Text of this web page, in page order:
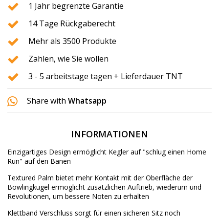
1 Jahr begrenzte Garantie
14 Tage Rückgaberecht
Mehr als 3500 Produkte
Zahlen, wie Sie wollen
3 - 5 arbeitstage tagen + Lieferdauer TNT
Share with Whatsapp
INFORMATIONEN
Einzigartiges Design ermöglicht Kegler auf "schlug einen Home
Run" auf den Banen
Textured Palm bietet mehr Kontakt mit der Oberfläche der
Bowlingkugel ermöglicht zusätzlichen Auftrieb, wiederum und
Revolutionen, um bessere Noten zu erhalten
Klettband Verschluss sorgt für einen sicheren Sitz noch